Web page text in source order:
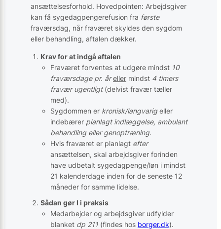
ansættelsesforhold. Hovedpointen: Arbejdsgiver
kan få sygedagpengerefusion fra første
fraværsdag, når fraværet skyldes den sygdom
eller behandling, aftalen dækker.
Krav for at indgå aftalen
Fraværet forventes at udgøre mindst 10
fraværsdage pr. år eller mindst 4 timers
fravær ugentligt(delvist fravær tæller
med).
Sygdommen er kronisk/langvarigeller
indebærer planlagt indlæggelse, ambulant
behandling eller genoptræning.
Hvis fraværet er planlagt efter
ansættelsen, skal arbejdsgiver forinden
have udbetalt sygedagpenge/løn i mindst
21 kalenderdage inden for de seneste 12
måneder for samme lidelse.
Sådan gør I i praksis
Medarbejder og arbejdsgiver udfylder
blanket dp 211 (findes hos borger.dk).